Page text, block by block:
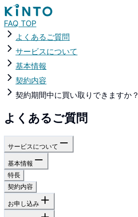
FAQ TOP
よくあるご質問
サービスについて
基本情報
契約内容
契約期間中に買い取りできますか？
よくあるご質問
サービスについて
基本情報
特長
契約内容
お申し込み